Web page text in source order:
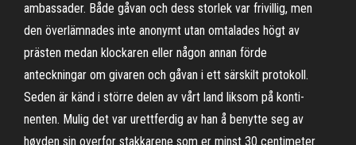
ambassader. Både gåvan och dess storlek var frivillig, men
den överlämnades inte anonymt utan omtalades högt av
prästen medan klockaren eller någon annan förde
anteckningar om givaren och gåvan i ett särskilt protokoll.
Seden är känd i större delen av vårt land liksom på konti­
nenten. Mulig det var urettferdig av han å benytte seg av
høyden sin overfor stakkarene som er minst 30 centimeter